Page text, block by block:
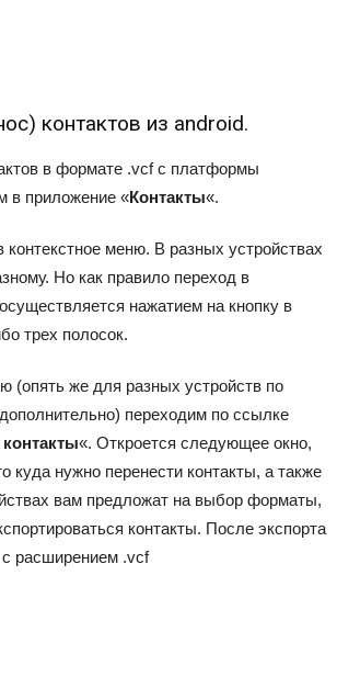
контактов из android.
в формате .vcf с платформы
в приложение «Контакты«.
меню. В разных устройствах
Но как правило переход в
нажатием на кнопку в
трех полосок.
(опять же для разных устройств по
переходим по ссылке
«. Откроется следующее окно,
куда нужно перенести контакты, а также
вам предложат на выбор форматы,
контакты. После экспорта
расширением .vcf